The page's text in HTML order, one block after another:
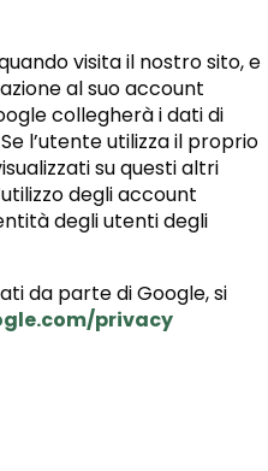
visita il nostro sito, e
al suo account
collegherà i dati di
l’utente utilizza il proprio
su questi altri
degli account
degli utenti degli
da parte di Google, si
privacy